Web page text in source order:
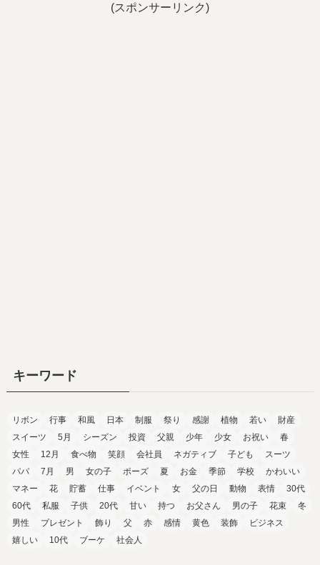
(スポンサーリンク)
キーワード
リボン 行事 和風 日本 制服 祭り 感謝 植物 若い
財産
スイーツ
5月 シーズン 投資 父親 少年 少女 お祝い
春
女性
12月 食べ物 笑顔 会社員 ネガティブ 子ども
スーツ
パパ
7月 男 女の子 ポーズ 夏 お金 季節 学校
かわいい
マネー
花 貯蓄 仕事 イベント 女 父の日 動物 表情
30代
60代
私服 子供 20代 甘い 持つ お父さん 男の子 花束
冬
男性
プレゼント 飾り 父 赤 感情 黄色 装飾
ビジネス
嬉しい
10代 ブーケ 社会人